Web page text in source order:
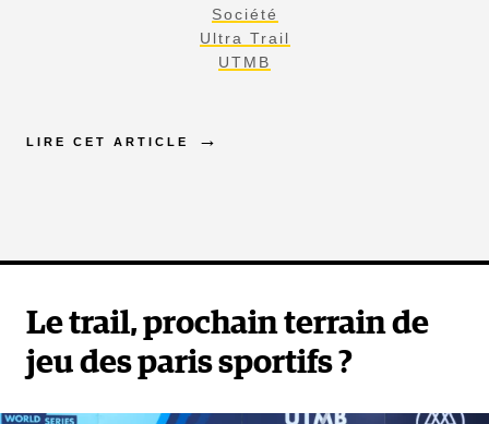
Société
Ultra Trail
UTMB
LIRE CET ARTICLE
Le trail, prochain terrain de
jeu des paris sportifs ?